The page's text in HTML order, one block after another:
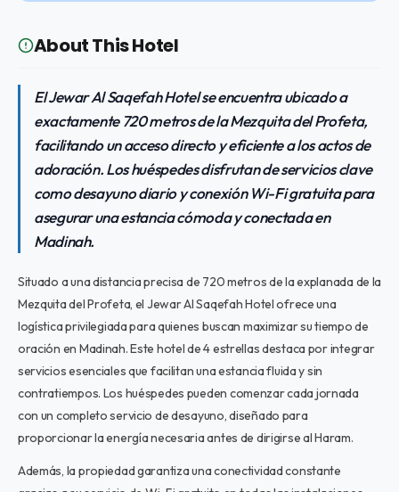
About This Hotel
El Jewar Al Saqefah Hotel se encuentra ubicado a
exactamente 720 metros de la Mezquita del Profeta,
facilitando un acceso directo y eficiente a los actos de
adoración. Los huéspedes disfrutan de servicios clave
como desayuno diario y conexión Wi-Fi gratuita para
asegurar una estancia cómoda y conectada en
Madinah.
Situado a una distancia precisa de 720 metros de la explanada de la
Mezquita del Profeta, el Jewar Al Saqefah Hotel ofrece una
logística privilegiada para quienes buscan maximizar su tiempo de
oración en Madinah. Este hotel de 4 estrellas destaca por integrar
servicios esenciales que facilitan una estancia fluida y sin
contratiempos. Los huéspedes pueden comenzar cada jornada
con un completo servicio de desayuno, diseñado para
proporcionar la energía necesaria antes de dirigirse al Haram.
Además, la propiedad garantiza una conectividad constante